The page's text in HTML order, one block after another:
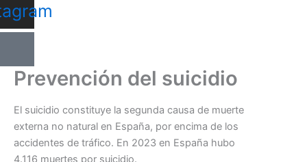
Prevención del suicidio
El suicidio constituye la segunda causa de muerte
externa no natural en España, por encima de los
accidentes de tráfico. En 2023 en España hubo
4.116 muertes por suicidio.